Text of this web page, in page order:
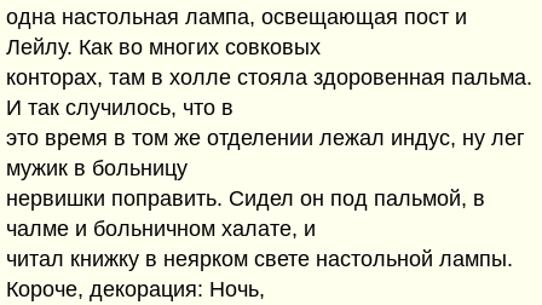
одна настольная лампа, освещающая пост и
Лейлу. Как во многих совковых
конторах, там в холле стояла здоровенная пальма.
И так случилось, что в
это время в том же отделении лежал индус, ну лег
мужик в больницу
нервишки поправить. Сидел он под пальмой, в
чалме и больничном халате, и
читал книжку в неярком свете настольной лампы.
Короче, декорация: Ночь,